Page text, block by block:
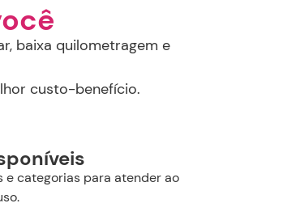
baixa quilometragem e
custo-benefício.
categorias para atender ao